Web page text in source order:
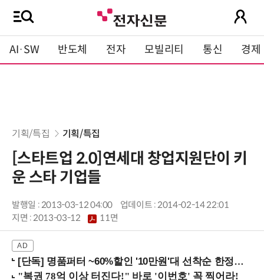
AI·SW 반도체 전자 모빌리티 통신 경제
기획/특집 기획/특집
[스타트업 2.0]연세대 창업지원단이 키
운 스타 기업들
발행일 : 2013-03-12 04:00
업데이트 : 2014-02-14 22:01
지면 :2013-03-12 11면
[단독] 명품퍼터 ~60%할인 '10만원'대 선착순 한정판매!